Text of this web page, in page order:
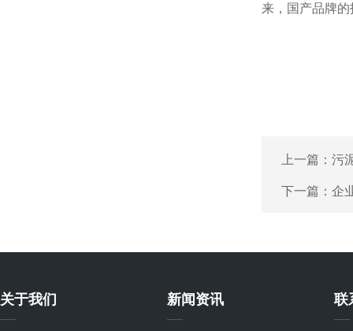
来，国产品牌
上一篇： 污
下一篇： 企
关于我们 新闻资讯 联